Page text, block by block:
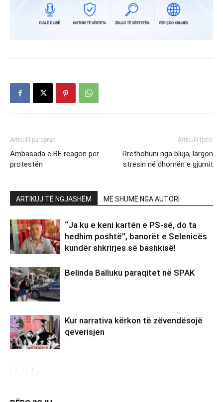
Artikulli paraprak
Ambasada e BE reagon për
protestën
Artikulli tjetër
Rrethohuni nga bluja, largon
stresin në dhomën e gjumit
ARTIKUJ TË NGJASHËM MË SHUMË NGA AUTORI
“Ja ku e keni kartën e PS-së, do ta
hedhim poshtë”, banorët e Selenicës
kundër shkrirjes së bashkisë!
Belinda Balluku paraqitet në SPAK
Kur narrativa kërkon të zëvendësojë
qeverisjen